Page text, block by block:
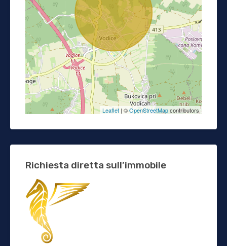
Leaflet | ©OpenStreetMapcontributors
Richiesta diretta sull’immobile